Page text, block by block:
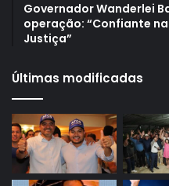
Governador Wanderlei
operação: “Confiante
Justiça”
Últimas modificadas